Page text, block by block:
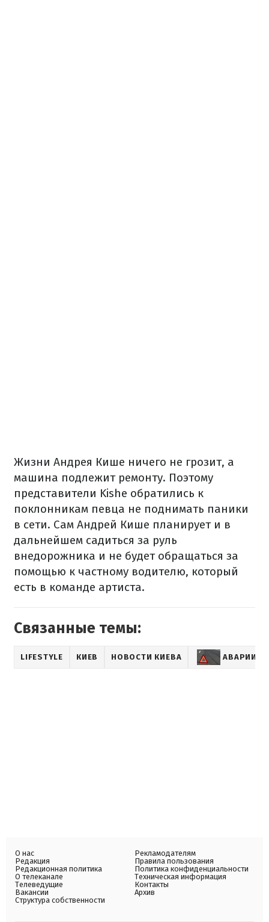
Жизни Андрея Кише ничего не грозит, а
машина подлежит ремонту. Поэтому
представители Kishe обратились к
поклонникам певца не поднимать паники
в сети. Сам Андрей Кише планирует и в
дальнейшем садиться за руль
внедорожника и не будет обращаться за
помощью к частному водителю, который
есть в команде артиста.
Связанные темы:
LIFESTYLE КИЕВ НОВОСТИ КИЕВА АВАРИИ И
О нас
Редакция
Редакционная политика
О телеканале
Телеведущие
Вакансии
Структура собственности
Рекламодателям
Правила пользования
Политика конфиденциальности
Техническая информация
Контакты
Архив